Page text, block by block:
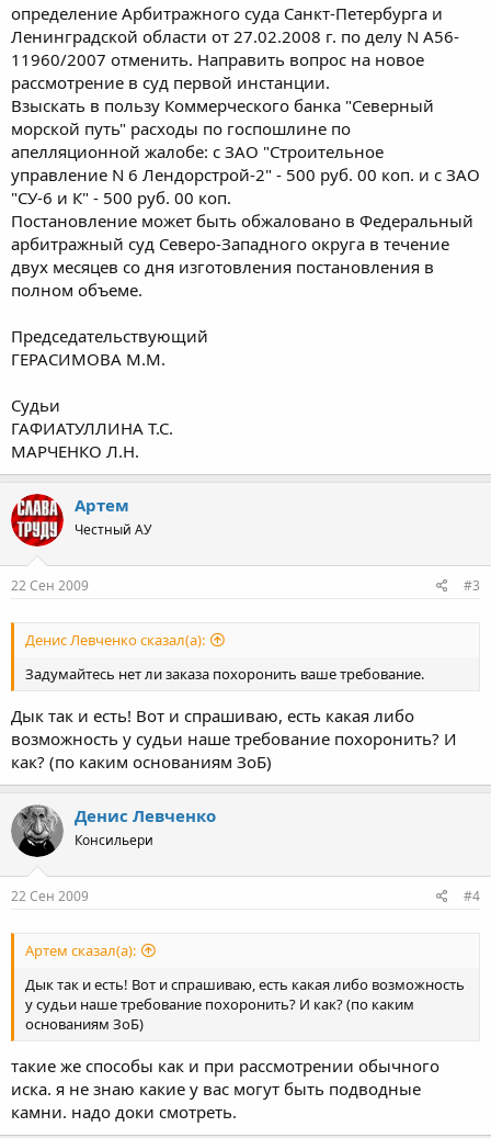
определение Арбитражного суда Санкт-Петербурга и
Ленинградской области от 27.02.2008 г. по делу N А56-
11960/2007 отменить. Направить вопрос на новое
рассмотрение в суд первой инстанции.
Взыскать в пользу Коммерческого банка "Северный
морской путь" расходы по госпошлине по
апелляционной жалобе: с ЗАО "Строительное
управление N 6 Лендорстрой-2" - 500 руб. 00 коп. и с ЗАО
"СУ-6 и К" - 500 руб. 00 коп.
Постановление может быть обжаловано в Федеральный
арбитражный суд Северо-Западного округа в течение
двух месяцев со дня изготовления постановления в
полном объеме.
Председательствующий
ГЕРАСИМОВА М.М.
Судьи
ГАФИАТУЛЛИНА Т.С.
МАРЧЕНКО Л.Н.
Артем
Честный АУ
22 Сен 2009 #3
Денис Левченко сказал(а):
Задумайтесь нет ли заказа похоронить ваше требование.
Дык так и есть! Вот и спрашиваю, есть какая либо
возможность у судьи наше требование похоронить? И
как? (по каким основаниям ЗоБ)
Денис Левченко
Консильери
22 Сен 2009 #4
Артем сказал(а):
Дык так и есть! Вот и спрашиваю, есть какая либо возможность
у судьи наше требование похоронить? И как? (по каким
основаниям ЗоБ)
такие же способы как и при рассмотрении обычного
иска. я не знаю какие у вас могут быть подводные
камни. надо доки смотреть.